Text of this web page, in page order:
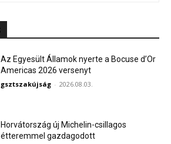
Az Egyesült Államok nyerte a Bocuse d’Or
Americas 2026 versenyt
gsztszakújság - 2026.08.03.
Horvátország új Michelin-csillagos
étteremmel gazdagodott